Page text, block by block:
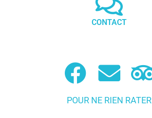
POUR NE RIEN RATER
CONTACT